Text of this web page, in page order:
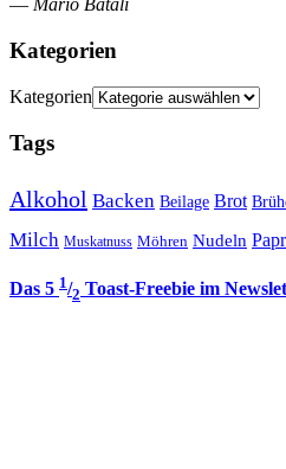
— Mario Batali
Kategorien
Kategorien
Tags
Alkohol Backen Beilage Brot
Milch Muskatnuss Möhren Nudeln
Das 5 1/2 Toast-Freebie im